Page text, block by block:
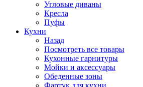
Угловые диваны
Кресла
Пуфы
Кухни
Назад
Посмотреть все товары
Кухонные гарнитуры
Мойки и аксессуары
Обеденные зоны
Фартук для кухни